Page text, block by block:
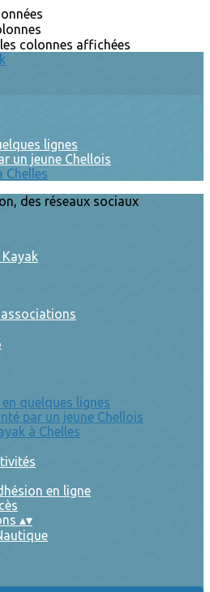
colonnes affichées
lignes
un jeune Chellois
Chelles
des réseaux sociaux
quelques lignes
par un jeune Chellois
à Chelles
en ligne
▴▾